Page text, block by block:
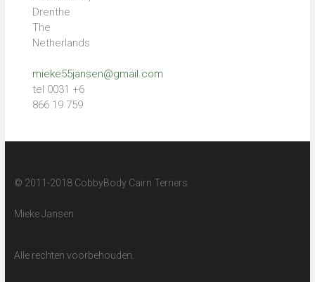
Drenthe
The
Netherlands
mieke55jansen@gmail.com
tel 0031 +6
866 19 759
© 2011-2018 CobbyBody Cairn Terriers
Mieke Jansen.
Alle rechten voorbehouden.